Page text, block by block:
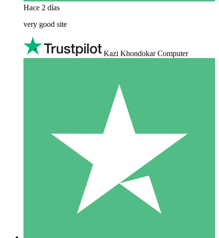
Hace 2 días
very good site
Kazi Khondokar Computer